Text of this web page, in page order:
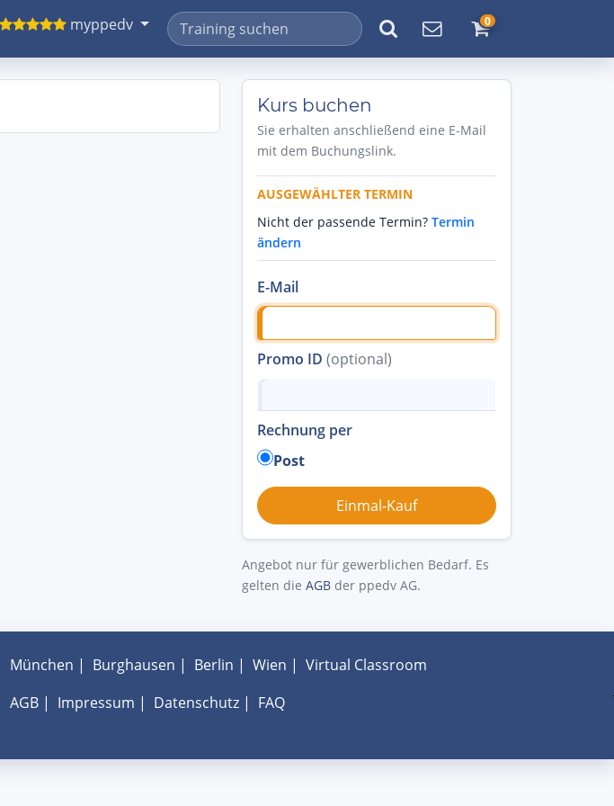
myppedv 0
Kurs buchen
Sie erhalten anschließend eine E-Mail
mit dem Buchungslink.
AUSGEWÄHLTER TERMIN
Nicht der passende Termin? Termin
ändern
E-Mail
Promo ID (optional)
Rechnung per
Post
Angebot nur für gewerblichen Bedarf. Es
gelten die AGB der ppedv AG.
München | Burghausen | Berlin | Wien | Virtual Classroom
AGB| Impressum | Datenschutz| FAQ